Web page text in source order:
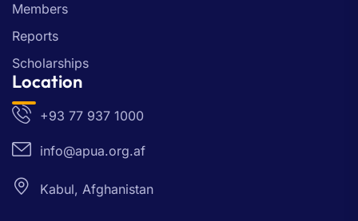
Members
Reports
Scholarships
Location
+93 77 937 1000
info@apua.org.af
Kabul, Afghanistan